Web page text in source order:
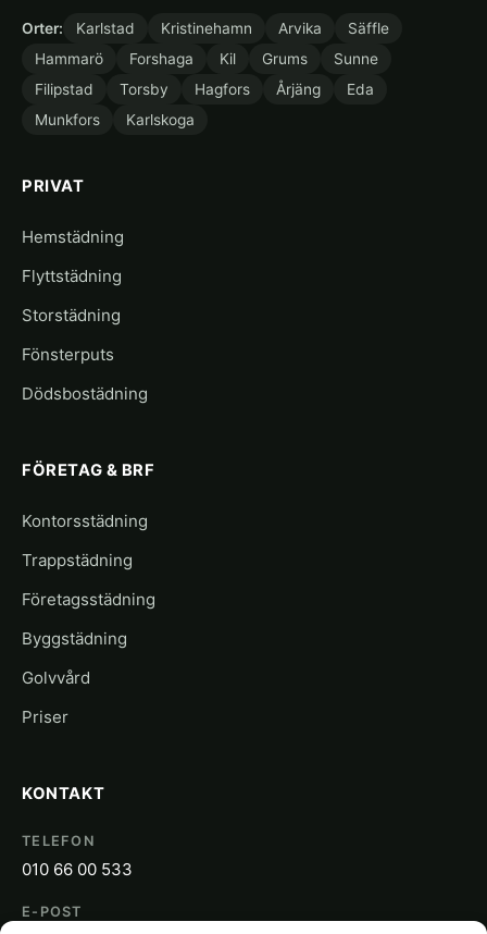
Orter: Karlstad Kristinehamn Arvika
Säffle
Hammarö
Forshaga Kil Grums
Sunne
Filipstad
Torsby Hagfors Årjäng
Eda
Munkfors
Karlskoga
PRIVAT
Hemstädning
Flyttstädning
Storstädning
Fönsterputs
Dödsbostädning
FÖRETAG & BRF
Kontorsstädning
Trappstädning
Företagsstädning
Byggstädning
Golvvård
Priser
KONTAKT
TELEFON
010 66 00 533
E-POST